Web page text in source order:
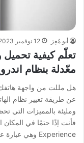
أبو مُعِز 12 نوفمبر 2023
معّدلة بنظام
هل مللت من واجهة هاتفك
عن طريقة تغيير نظام
ومليئة بالمميزات التي
Experience وهي عبارة عن…